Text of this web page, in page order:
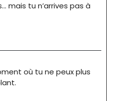
mais tu n’arrives pas à
où tu ne peux plus